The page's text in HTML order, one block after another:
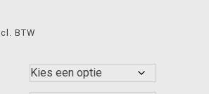
BTW